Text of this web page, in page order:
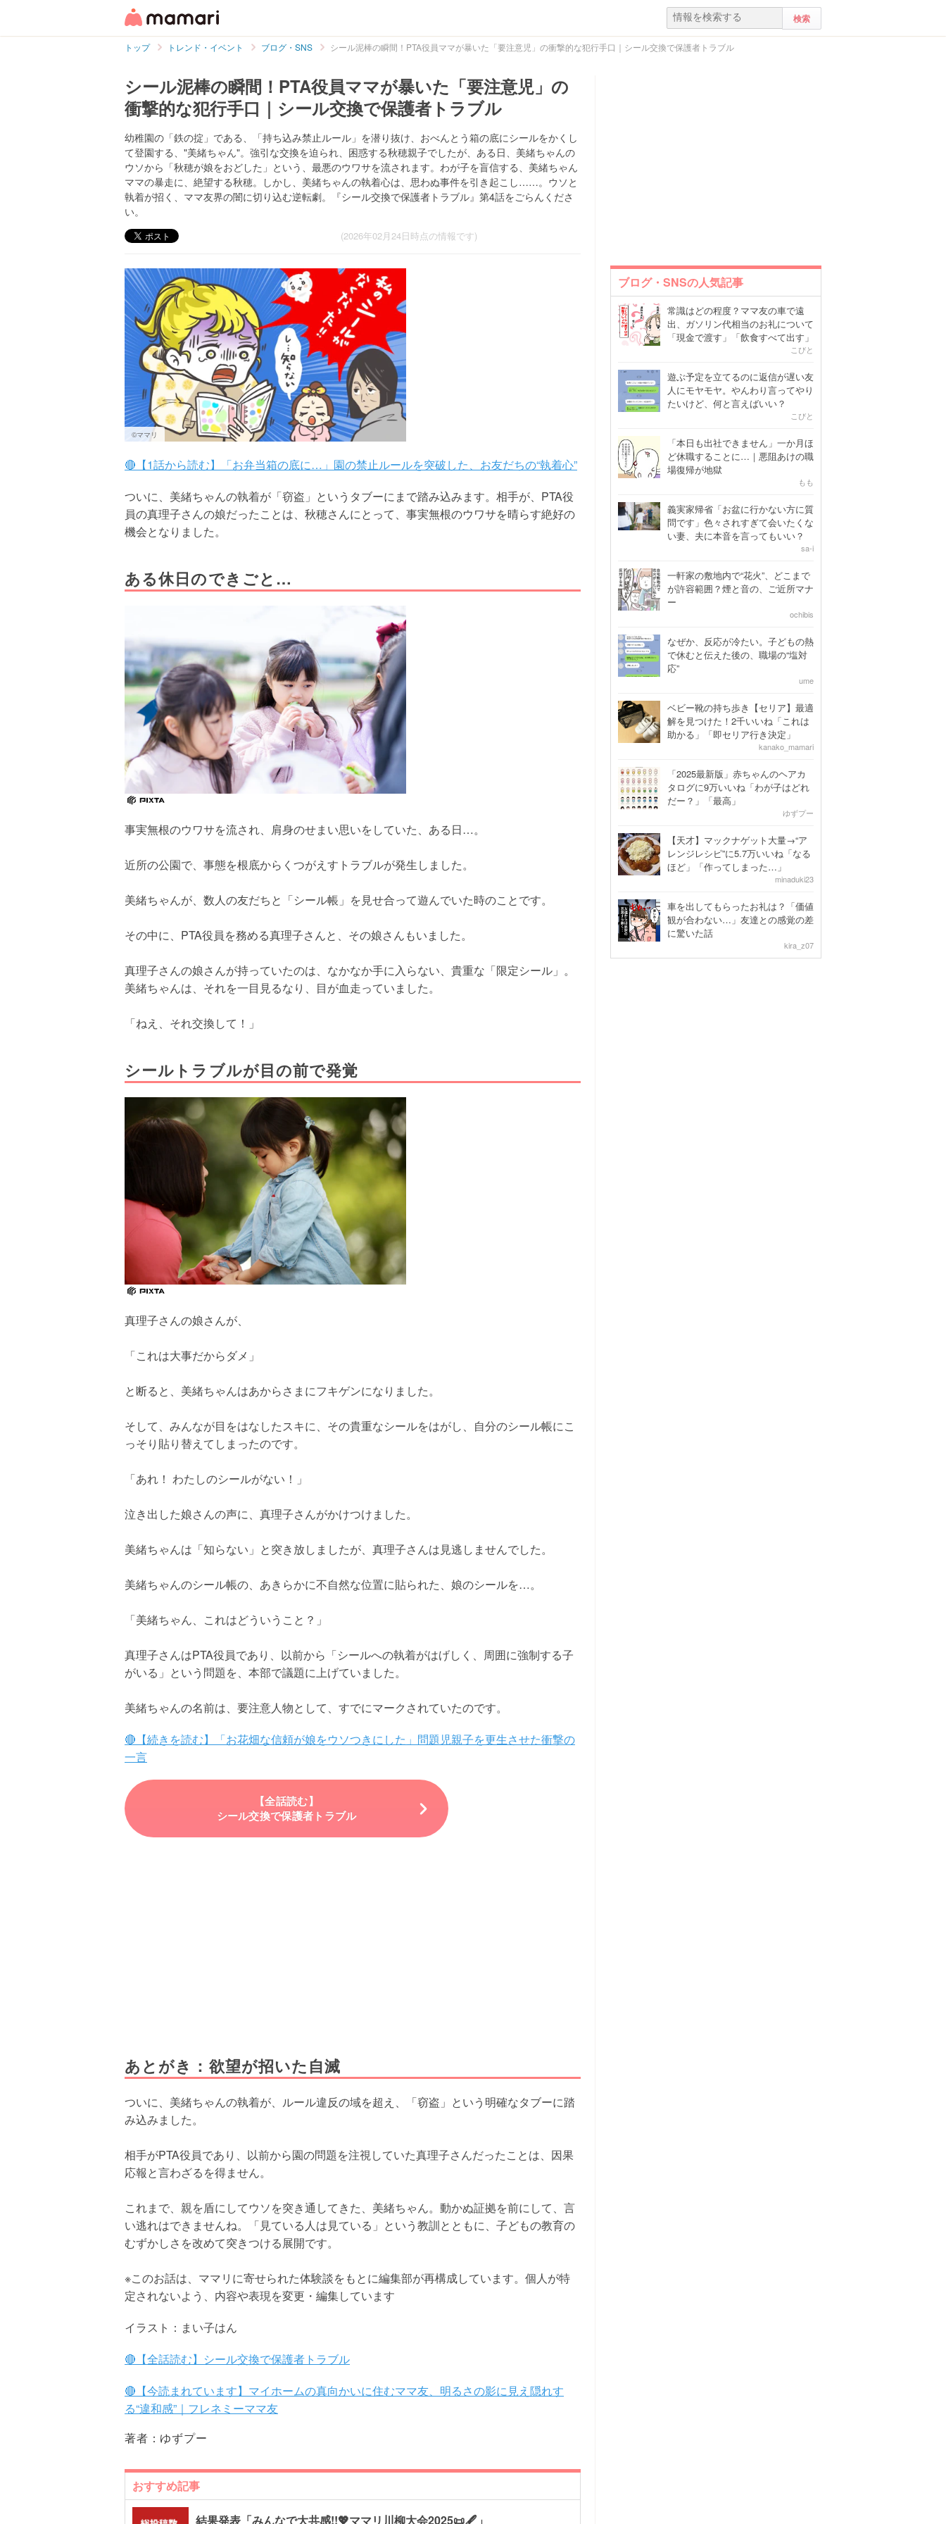
トップ トレンド・イベント ブログ・SNS シール泥棒の瞬間！PTA役員ママが暴いた「要注意児」の衝撃的な犯行手口｜シール交換で保護者トラブル
シール泥棒の瞬間！PTA役員ママが暴いた「要注意児」の
衝撃的な犯行手口｜シール交換で保護者トラブル
幼稚園の「鉄の掟」である、「持ち込み禁止ルール」を潜り抜け、おべんとう箱の底にシールをかくし
て登園する、"美緒ちゃん"。強引な交換を迫られ、困惑する秋穂親子でしたが、ある日、美緒ちゃんの
ウソから「秋穂が娘をおどした」という、最悪のウワサを流されます。わが子を盲信する、美緒ちゃん
ママの暴走に、絶望する秋穂。しかし、美緒ちゃんの執着心は、思わぬ事件を引き起こし……。ウソと
執着が招く、ママ友界の闇に切り込む逆転劇。『シール交換で保護者トラブル』第4話をごらんくださ
い。
(2026年02月24日時点の情報です)
©ママリ
🔴【1話から読む】「お弁当箱の底に…」園の禁止ルールを突破した、お友だちの“執着心”
ついに、美緒ちゃんの執着が「窃盗」というタブーにまで踏み込みます。相手が、PTA役
員の真理子さんの娘だったことは、秋穂さんにとって、事実無根のウワサを晴らす絶好の
機会となりました。
ある休日のできごと…
事実無根のウワサを流され、肩身のせまい思いをしていた、ある日…。
近所の公園で、事態を根底からくつがえすトラブルが発生しました。
美緒ちゃんが、数人の友だちと「シール帳」を見せ合って遊んでいた時のことです。
その中に、PTA役員を務める真理子さんと、その娘さんもいました。
真理子さんの娘さんが持っていたのは、なかなか手に入らない、貴重な「限定シール」。
美緒ちゃんは、それを一目見るなり、目が血走っていました。
「ねえ、それ交換して！」
シールトラブルが目の前で発覚
真理子さんの娘さんが、
「これは大事だからダメ」
と断ると、美緒ちゃんはあからさまにフキゲンになりました。
そして、みんなが目をはなしたスキに、その貴重なシールをはがし、自分のシール帳にこ
っそり貼り替えてしまったのです。
「あれ！ わたしのシールがない！」
泣き出した娘さんの声に、真理子さんがかけつけました。
美緒ちゃんは「知らない」と突き放しましたが、真理子さんは見逃しませんでした。
美緒ちゃんのシール帳の、あきらかに不自然な位置に貼られた、娘のシールを…。
「美緒ちゃん、これはどういうこと？」
真理子さんはPTA役員であり、以前から「シールへの執着がはげしく、周囲に強制する子
がいる」という問題を、本部で議題に上げていました。
美緒ちゃんの名前は、要注意人物として、すでにマークされていたのです。
🔴【続きを読む】「お花畑な信頼が娘をウソつきにした」問題児親子を更生させた衝撃の
一言
【全話読む】
シール交換で保護者トラブル
あとがき：欲望が招いた自滅
ついに、美緒ちゃんの執着が、ルール違反の域を超え、「窃盗」という明確なタブーに踏
み込みました。
相手がPTA役員であり、以前から園の問題を注視していた真理子さんだったことは、因果
応報と言わざるを得ません。
これまで、親を盾にしてウソを突き通してきた、美緒ちゃん。動かぬ証拠を前にして、言
い逃れはできませんね。「見ている人は見ている」という教訓とともに、子どもの教育の
むずかしさを改めて突きつける展開です。
※このお話は、ママリに寄せられた体験談をもとに編集部が再構成しています。個人が特
定されないよう、内容や表現を変更・編集しています
イラスト：まい子はん
🔴【全話読む】シール交換で保護者トラブル
🔴【今読まれています】マイホームの真向かいに住むママ友、明るさの影に見え隠れす
る“違和感”｜フレネミーママ友
著者： ゆずプー
おすすめ記事
結果発表「みんなで大共感!!💖ママリ川柳大会2025📜🖋️」
ブログ・SNSの人気記事
常識はどの程度？ママ友の車で遠
出、ガソリン代相当のお礼について
「現金で渡す」「飲食すべて出す」
こびと
遊ぶ予定を立てるのに返信が遅い友
人にモヤモヤ。やんわり言ってやり
たいけど、何と言えばいい？
こびと
「本日も出社できません」一か月ほ
ど休職することに…｜悪阻あけの職
場復帰が地獄
もも
義実家帰省「お盆に行かない方に質
問です」色々されすぎて会いたくな
い妻、夫に本音を言ってもいい？
sa-i
一軒家の敷地内で“花火”、どこまで
が許容範囲？煙と音の、ご近所マナ
ー
ochibis
なぜか、反応が冷たい。子どもの熱
で休むと伝えた後の、職場の“塩対
応”
ume
ベビー靴の持ち歩き【セリア】最適
解を見つけた！2千いいね「これは
助かる」「即セリア行き決定」
kanako_mamari
「2025最新版」赤ちゃんのヘアカ
タログに9万いいね「わが子はどれ
だー？」「最高」
ゆずプー
【天才】マックナゲット大量→“ア
レンジレシピ”に5.7万いいね「なる
ほど」「作ってしまった…」
minaduki23
車を出してもらったお礼は？「価値
観が合わない…」友達との感覚の差
に驚いた話
kira_z07